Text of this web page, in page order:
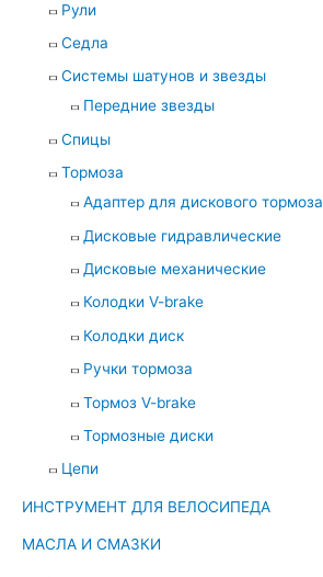
Рули
Седла
Системы шатунов и звезды
Передние звезды
Спицы
Тормоза
Адаптер для дискового тормоза
Дисковые гидравлические
Дисковые механические
Колодки V-brake
Колодки диск
Ручки тормоза
Тормоз V-brake
Тормозные диски
Цепи
ИНСТРУМЕНТ ДЛЯ ВЕЛОСИПЕДА
МАСЛА И СМАЗКИ